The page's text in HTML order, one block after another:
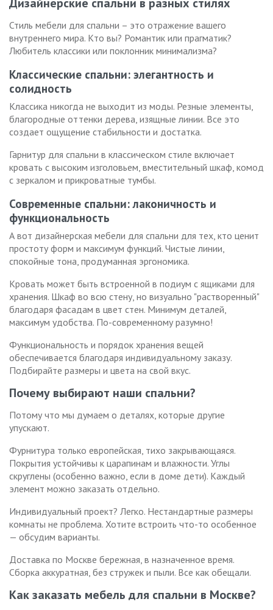
Стиль мебели для спальни – это отражение вашего
внутреннего мира. Кто вы? Романтик или прагматик?
Любитель классики или поклонник минимализма?
Классические спальни: элегантность и
солидность
Классика никогда не выходит из моды. Резные элементы,
благородные оттенки дерева, изящные линии. Все это
создает ощущение стабильности и достатка.
Гарнитур для спальни в классическом стиле включает
кровать с высоким изголовьем, вместительный шкаф, комод
с зеркалом и прикроватные тумбы.
Современные спальни: лаконичность и
функциональность
А вот дизайнерская мебели для спальни для тех, кто ценит
простоту форм и максимум функций. Чистые линии,
спокойные тона, продуманная эргономика.
Кровать может быть встроенной в подиум с ящиками для
хранения. Шкаф во всю стену, но визуально "растворенный"
благодаря фасадам в цвет стен. Минимум деталей,
максимум удобства. По-современному разумно!
Функциональность и порядок хранения вещей
обеспечивается благодаря индивидуальному заказу.
Подбирайте размеры и цвета на свой вкус.
Почему выбирают наши спальни?
Потому что мы думаем о деталях, которые другие
упускают.
Фурнитура только европейская, тихо закрывающаяся.
Покрытия устойчивы к царапинам и влажности. Углы
скруглены (особенно важно, если в доме дети). Каждый
элемент можно заказать отдельно.
Индивидуальный проект? Легко. Нестандартные размеры
комнаты не проблема. Хотите встроить что-то особенное
— обсудим варианты.
Доставка по Москве бережная, в назначенное время.
Сборка аккуратная, без стружек и пыли. Все как обещали.
Как заказать мебель для спальни в Москве?